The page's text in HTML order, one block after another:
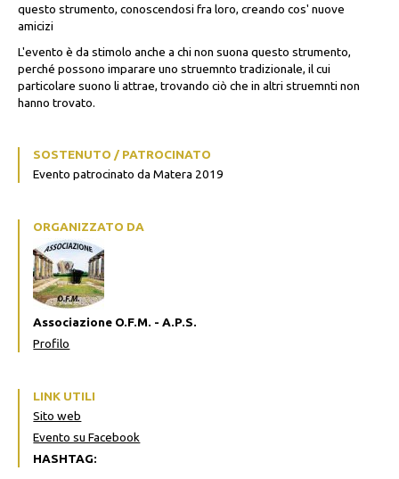
questo strumento, conoscendosi fra loro, creando cos' nuove
amicizi
L'evento è da stimolo anche a chi non suona questo strumento,
perché possono imparare uno struemnto tradizionale, il cui
particolare suono li attrae, trovando ciò che in altri struemnti non
hanno trovato.
SOSTENUTO / PATROCINATO
Evento patrocinato da Matera 2019
ORGANIZZATO DA
Associazione O.F.M. - A.P.S.
Profilo
LINK UTILI
Sito web
Evento su Facebook
HASHTAG: